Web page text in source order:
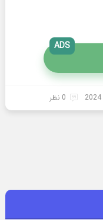
ADS
0 نظر